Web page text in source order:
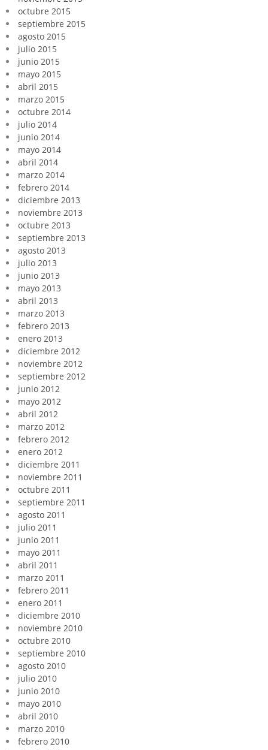
octubre 2015
septiembre 2015
agosto 2015
julio 2015
junio 2015
mayo 2015
abril 2015
marzo 2015
octubre 2014
julio 2014
junio 2014
mayo 2014
abril 2014
marzo 2014
febrero 2014
diciembre 2013
noviembre 2013
octubre 2013
septiembre 2013
agosto 2013
julio 2013
junio 2013
mayo 2013
abril 2013
marzo 2013
febrero 2013
enero 2013
diciembre 2012
noviembre 2012
septiembre 2012
junio 2012
mayo 2012
abril 2012
marzo 2012
febrero 2012
enero 2012
diciembre 2011
noviembre 2011
octubre 2011
septiembre 2011
agosto 2011
julio 2011
junio 2011
mayo 2011
abril 2011
marzo 2011
febrero 2011
enero 2011
diciembre 2010
noviembre 2010
octubre 2010
septiembre 2010
agosto 2010
julio 2010
junio 2010
mayo 2010
abril 2010
marzo 2010
febrero 2010